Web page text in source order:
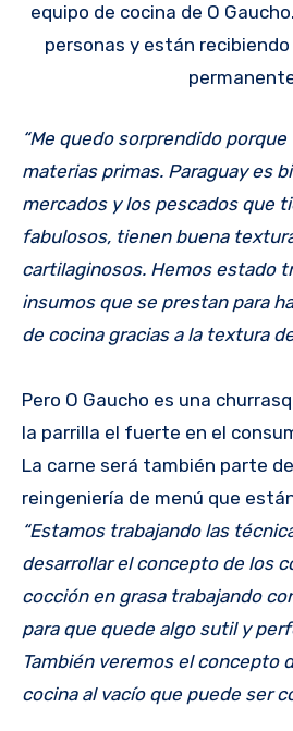
equipo de cocina de O
personas y están
“Me quedo sorprendido
materias primas. Paraguay es
mercados y los pescados que
fabulosos, tienen buena
cartilaginosos. Hemos estado
insumos que se prestan para
de cocina gracias a la textura
Pero O Gaucho es una
la parrilla el fuerte en el
La carne será también parte
reingeniería de menú que
“Estamos trabajando las
desarrollar el concepto de los
cocción en grasa trabajando
para que quede algo sutil y
También veremos el concepto
cocina al vacío que puede ser